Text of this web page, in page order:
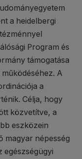
a heidelbergi
Program és
támogatása
A
a
Célja, hogy
közvetítve, a
eszközein
magyar népesség
egészségügyi